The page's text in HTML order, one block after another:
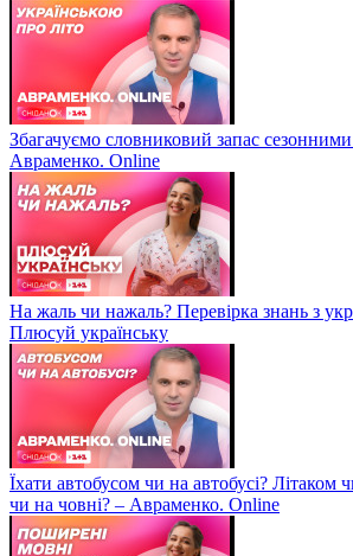
Збагачуємо словниковий запас
Авраменко. Online
На жаль чи нажаль? Перевірка знань з
Плюсуй українську
Їхати автобусом чи на автобусі? Літаком
чи на човні? – Авраменко. Online